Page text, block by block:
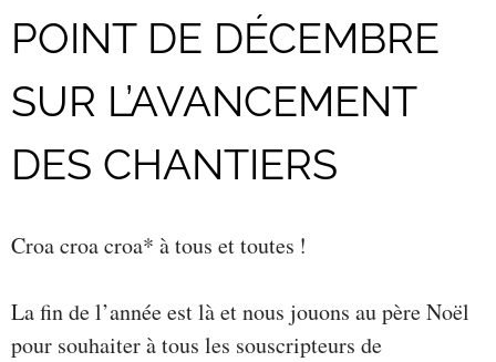
POINT DE DÉCEMBRE
SUR L’AVANCEMENT
DES CHANTIERS
Croa croa croa* à tous et toutes !
La fin de l’année est là et nous jouons au père Noël
pour souhaiter à tous les souscripteurs de